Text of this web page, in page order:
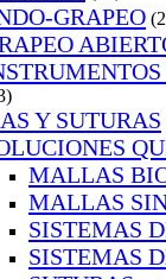
GRAPEO
Y SUTURAS
MALLAS
MALLAS
SISTEMAS
SISTEMAS